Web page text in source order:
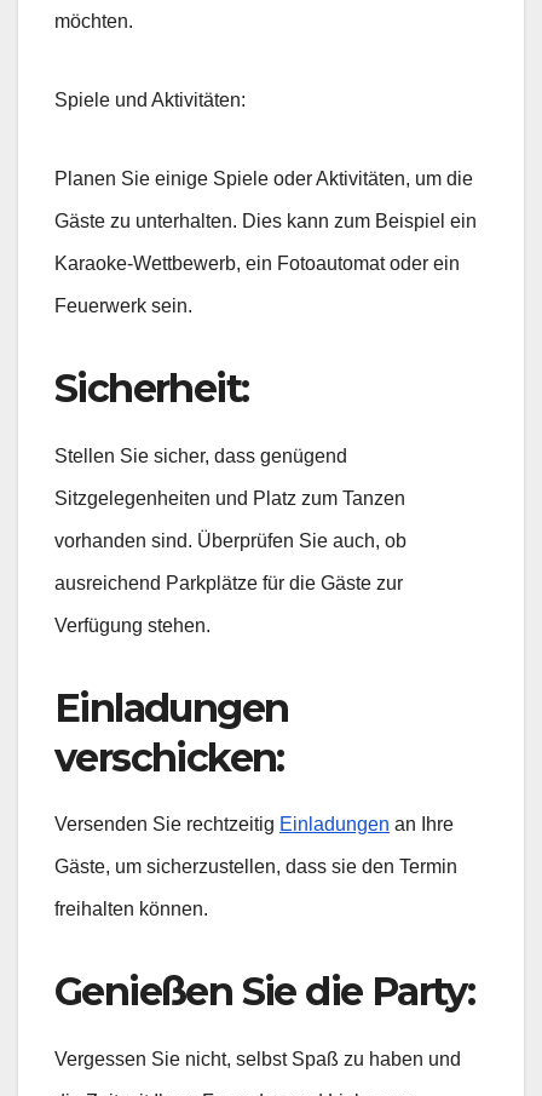
möchten.
Spiele und Aktivitäten:
Planen Sie einige Spiele oder Aktivitäten, um die
Gäste zu unterhalten. Dies kann zum Beispiel ein
Karaoke-Wettbewerb, ein Fotoautomat oder ein
Feuerwerk sein.
Sicherheit:
Stellen Sie sicher, dass genügend
Sitzgelegenheiten und Platz zum Tanzen
vorhanden sind. Überprüfen Sie auch, ob
ausreichend Parkplätze für die Gäste zur
Verfügung stehen.
Einladungen
verschicken:
Versenden Sie rechtzeitig Einladungen an Ihre
Gäste, um sicherzustellen, dass sie den Termin
freihalten können.
Genießen Sie die Party:
Vergessen Sie nicht, selbst Spaß zu haben und